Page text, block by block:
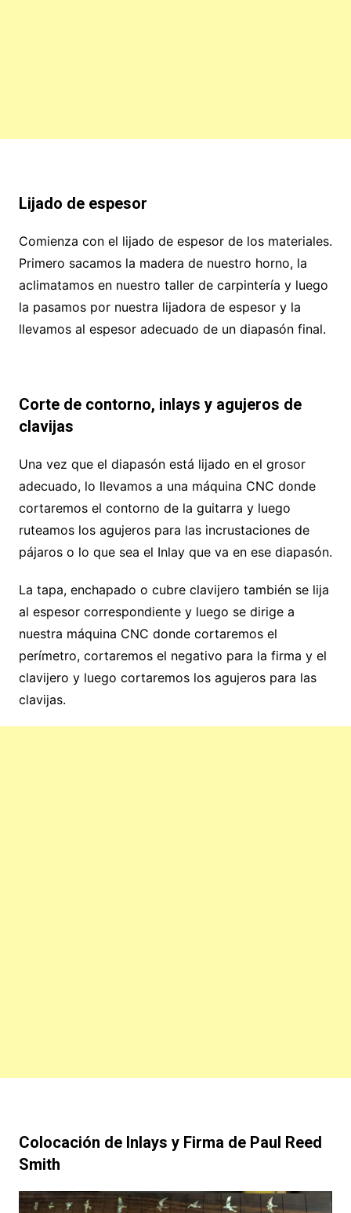
Lijado de espesor
Comienza con el lijado de espesor de los materiales.
Primero sacamos la madera de nuestro horno, la
aclimatamos en nuestro taller de carpintería y luego
la pasamos por nuestra lijadora de espesor y la
llevamos al espesor adecuado de un diapasón final.
Corte de contorno, inlays y agujeros de
clavijas
Una vez que el diapasón está lijado en el grosor
adecuado, lo llevamos a una máquina CNC donde
cortaremos el contorno de la guitarra y luego
ruteamos los agujeros para las incrustaciones de
pájaros o lo que sea el Inlay que va en ese diapasón.
La tapa, enchapado o cubre clavijero también se lija
al espesor correspondiente y luego se dirige a
nuestra máquina CNC donde cortaremos el
perímetro, cortaremos el negativo para la firma y el
clavijero y luego cortaremos los agujeros para las
clavijas.
Colocación de Inlays y Firma de Paul Reed
Smith